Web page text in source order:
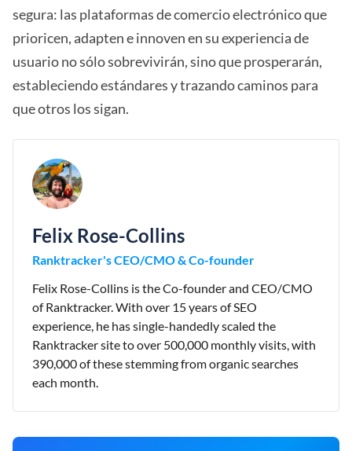
segura: las plataformas de comercio electrónico que
prioricen, adapten e innoven en su experiencia de
usuario no sólo sobrevivirán, sino que prosperarán,
estableciendo estándares y trazando caminos para
que otros los sigan.
Felix Rose-Collins
Ranktracker's CEO/CMO & Co-founder
Felix Rose-Collins is the Co-founder and CEO/CMO
of Ranktracker. With over 15 years of SEO
experience, he has single-handedly scaled the
Ranktracker site to over 500,000 monthly visits, with
390,000 of these stemming from organic searches
each month.